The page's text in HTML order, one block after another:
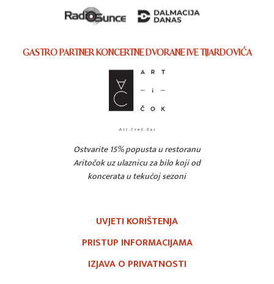
GASTRO PARTNER KONCERTNE DVORANE IVE TIJARDOVIĆA
Ostvarite 15% popusta u restoranu
Aritočok uz ulaznicu za bilo koji od
koncerata u tekućoj sezoni
UVJETI KORIŠTENJA
PRISTUP INFORMACIJAMA
IZJAVA O PRIVATNOSTI